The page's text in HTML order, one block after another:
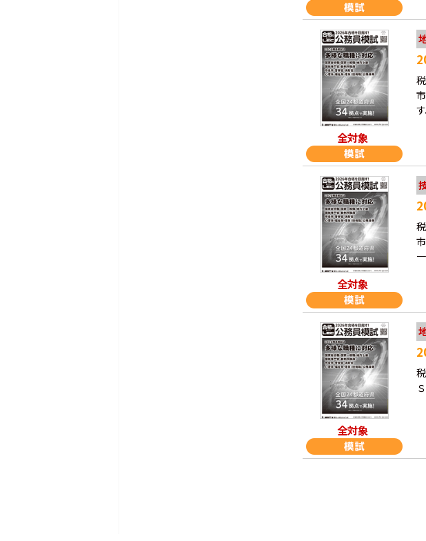
全対象
す
全対象
全対象